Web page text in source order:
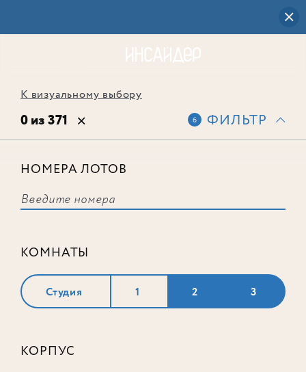
К визуальному выбору
0 из 371 6 ФИЛЬТР
НОМЕРА ЛОТОВ
КОМНАТЫ
Студия 1 2 3
КОРПУС
соответствует ни одного лота